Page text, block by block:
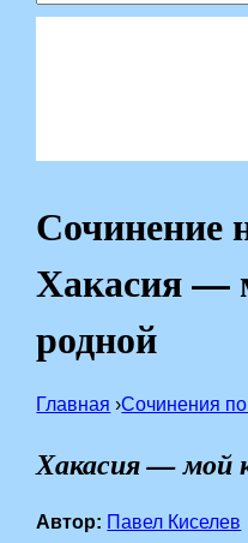
Сочинение
Хакасия —
родной
Главная ›Сочинения
Хакасия — мой
Автор: Павел Киселев